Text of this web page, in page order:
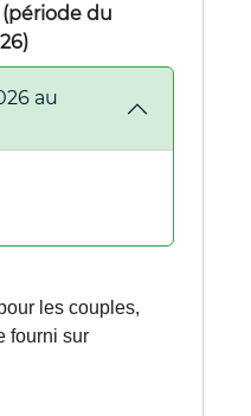
du
au
les couples,
fourni sur